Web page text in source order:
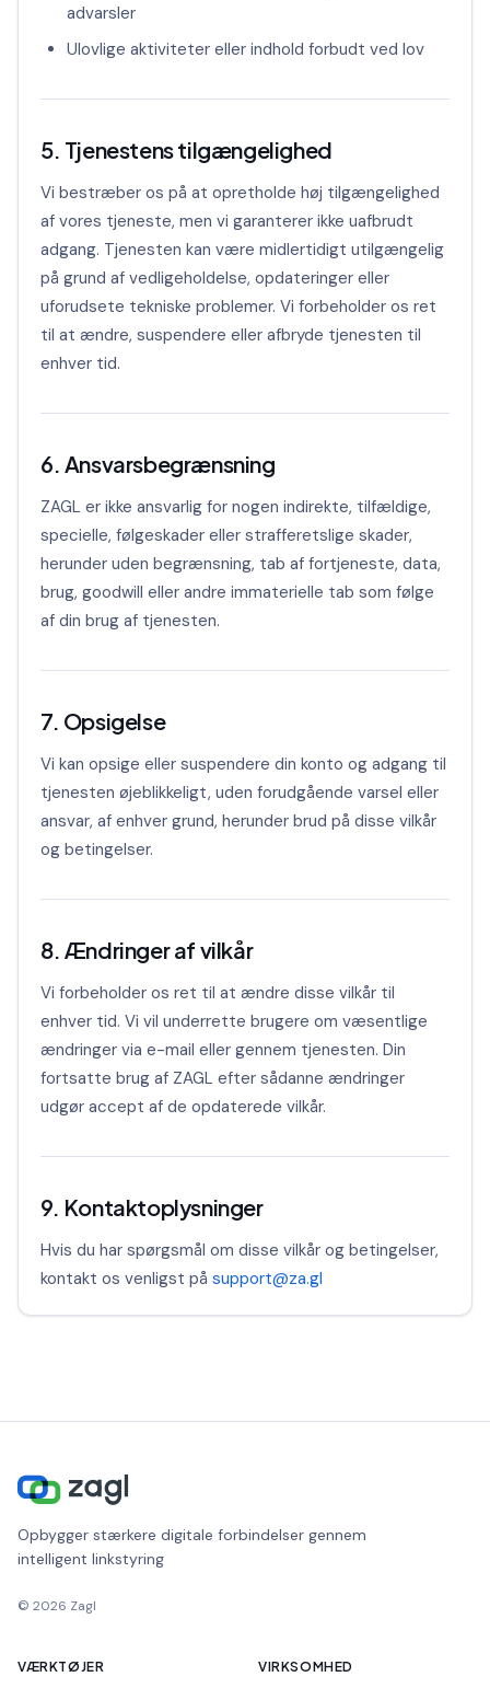
advarsler
Ulovlige aktiviteter eller indhold forbudt ved lov
5. Tjenestens tilgængelighed
Vi bestræber os på at opretholde høj tilgængelighed
af vores tjeneste, men vi garanterer ikke uafbrudt
adgang. Tjenesten kan være midlertidigt utilgængelig
på grund af vedligeholdelse, opdateringer eller
uforudsete tekniske problemer. Vi forbeholder os ret
til at ændre, suspendere eller afbryde tjenesten til
enhver tid.
6. Ansvarsbegrænsning
ZAGL er ikke ansvarlig for nogen indirekte, tilfældige,
specielle, følgeskader eller strafferetslige skader,
herunder uden begrænsning, tab af fortjeneste, data,
brug, goodwill eller andre immaterielle tab som følge
af din brug af tjenesten.
7. Opsigelse
Vi kan opsige eller suspendere din konto og adgang til
tjenesten øjeblikkeligt, uden forudgående varsel eller
ansvar, af enhver grund, herunder brud på disse vilkår
og betingelser.
8. Ændringer af vilkår
Vi forbeholder os ret til at ændre disse vilkår til
enhver tid. Vi vil underrette brugere om væsentlige
ændringer via e-mail eller gennem tjenesten. Din
fortsatte brug af ZAGL efter sådanne ændringer
udgør accept af de opdaterede vilkår.
9. Kontaktoplysninger
Hvis du har spørgsmål om disse vilkår og betingelser,
kontakt os venligst på support@za.gl
Opbygger stærkere digitale forbindelser gennem
intelligent linkstyring
© 2026 Zagl
VÆRKTØJER VIRKSOMHED